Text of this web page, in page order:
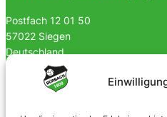
Postfach 12 01 50
57022 Siegen
Deutschland
0170 4903023